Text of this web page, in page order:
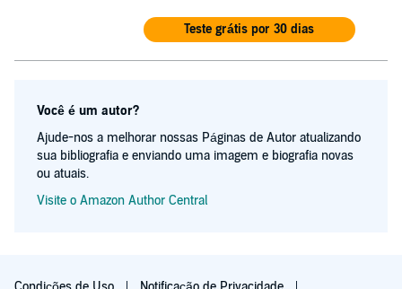
Teste grátis por 30 dias
Você é um autor?
Ajude-nos a melhorar nossas Páginas de Autor atualizando
sua bibliografia e enviando uma imagem e biografia novas
ou atuais.
Visite o Amazon Author Central